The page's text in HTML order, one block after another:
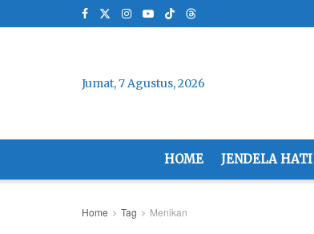
Jumat, 7 Agustus, 2026
HOME JENDELA HATI
Home Tag Menikan